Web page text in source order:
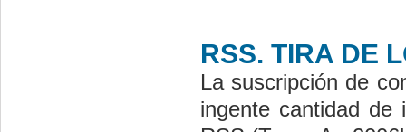
RSS. TIRA DE
La suscripción de
ingente cantidad